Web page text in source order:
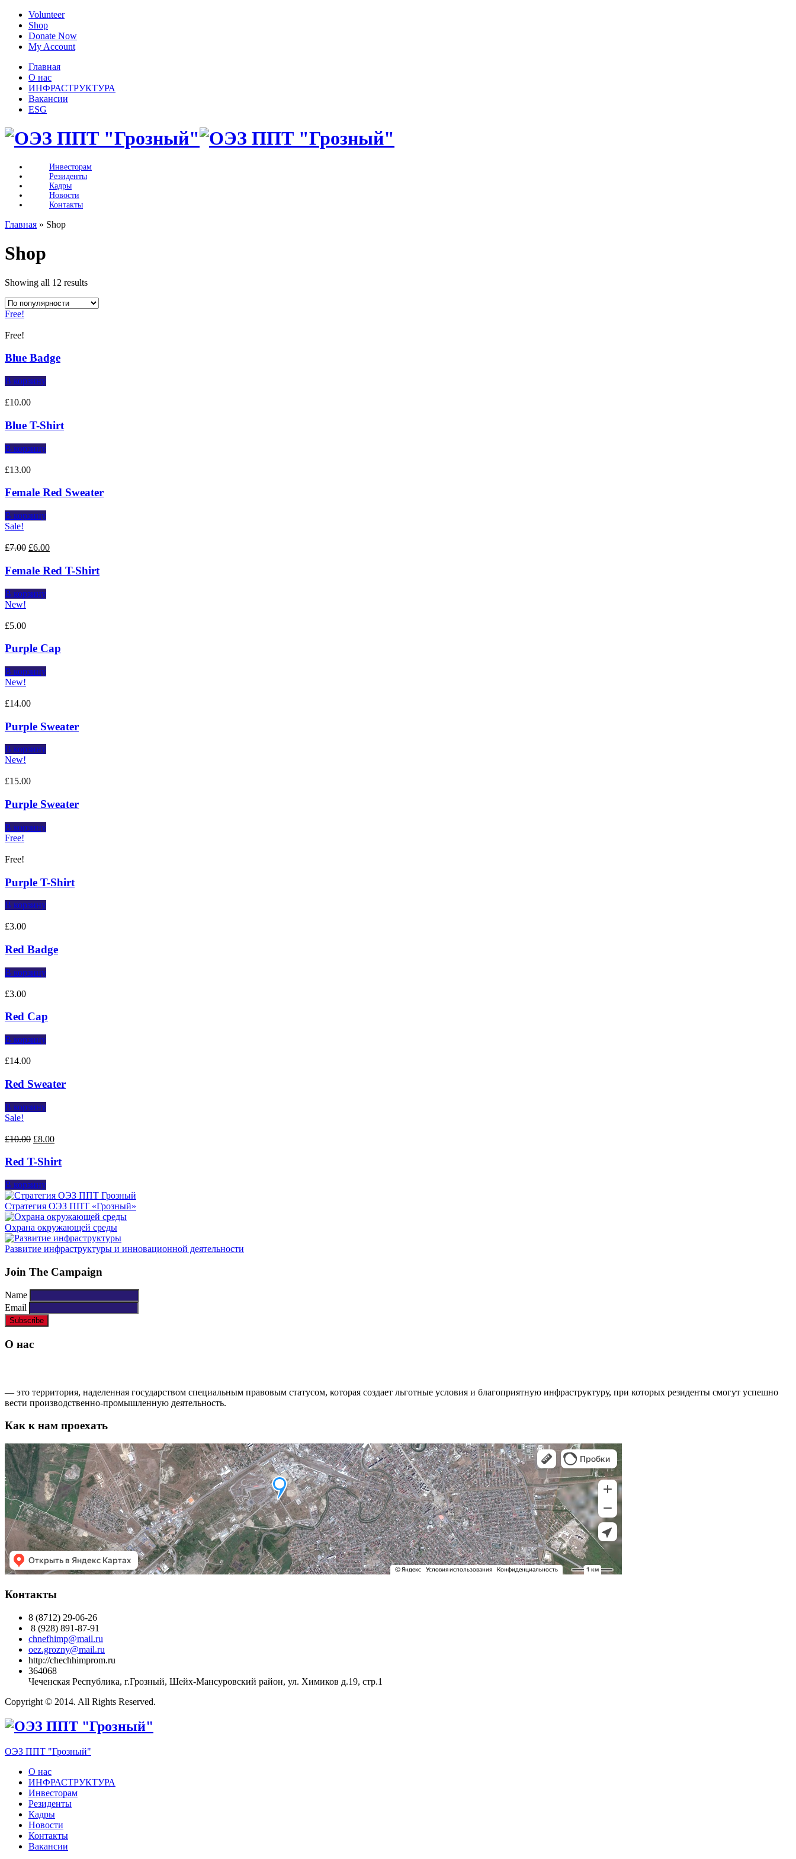
Volunteer
Shop
Donate Now
My Account
Главная
О нас
ИНФРАСТРУКТУРА
Вакансии
ESG
Инвесторам
Резиденты
Кадры
Новости
Контакты
Главная » Shop
Shop
Showing all 12 results
Free!
Free!
Blue Badge
В корзину
£10.00
Blue T-Shirt
В корзину
£13.00
Female Red Sweater
В корзину
Sale!
£7.00 £6.00
Female Red T-Shirt
В корзину
New!
£5.00
Purple Cap
В корзину
New!
£14.00
Purple Sweater
В корзину
New!
£15.00
Purple Sweater
В корзину
Free!
Free!
Purple T-Shirt
В корзину
£3.00
Red Badge
В корзину
£3.00
Red Cap
В корзину
£14.00
Red Sweater
В корзину
Sale!
£10.00 £8.00
Red T-Shirt
В корзину
Стратегия ОЭЗ ППТ «Грозный»
Охрана окружающей среды
Развитие инфраструктуры и инновационной деятельности
Join The Campaign
Name
Email
О нас
— это территория, наделенная государством специальным правовым статусом, которая создает льготные условия и благоприятную инфраструктуру, при которых резиденты смогут успешно
вести производственно-промышленную деятельность.
Как к нам проехать
Контакты
8 (8712) 29-06-26
8 (928) 891-87-91
chnefhimp@mail.ru
oez.grozny@mail.ru
http://chechhimprom.ru
364068
Чеченская Республика, г.Грозный, Шейх-Мансуровский район, ул. Химиков д.19, стр.1
Copyright © 2014. All Rights Reserved.
ОЭЗ ППТ "Грозный"
О нас
ИНФРАСТРУКТУРА
Инвесторам
Резиденты
Кадры
Новости
Контакты
Вакансии